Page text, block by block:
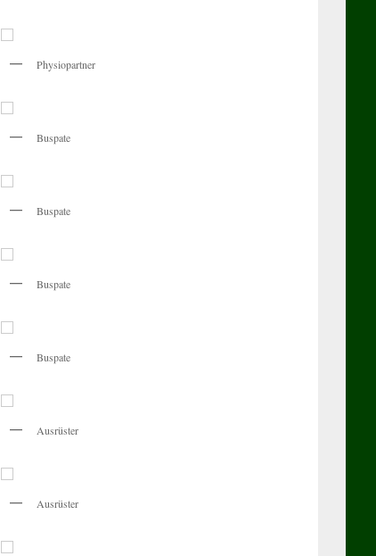
Physiopartner
Buspate
Buspate
Buspate
Buspate
Ausrüster
Ausrüster